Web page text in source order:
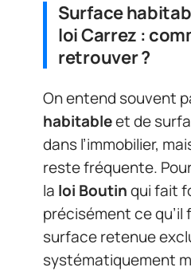
Surface
loi Carrez :
retrouver ?
On entend souvent
habitableet de
dans l’immobilier,
reste fréquente.
la loi Boutinqui fait
précisément ce qu’il
surface retenue
systématiquement